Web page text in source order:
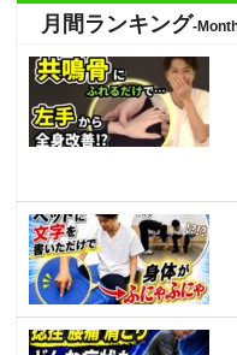
月間ランキング-